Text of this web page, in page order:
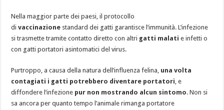
Nella maggior parte dei paesi, il protocollo
divaccinazione standard dei gatti garantisce l’immunità. L’infezione
si trasmette tramite contatto diretto con altri gatti malati e infetti o
con gatti portatori asintomatici del virus.
Purtroppo, a causa della natura dell’influenza felina, una volta
contagiati i gatti potrebbero diventare portatori, e
diffondere l’infezione pur non mostrando alcun sintomo. Non si
sa ancora per quanto tempo l’animale rimanga portatore